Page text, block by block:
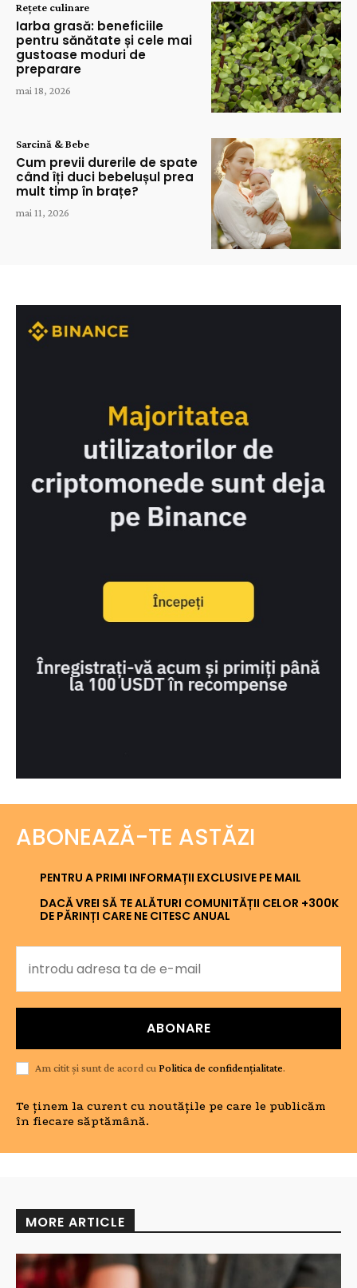
Rețete culinare
Iarba grasă: beneficiile
pentru sănătate și cele mai
gustoase moduri de
preparare
mai 18, 2026
Sarcină & Bebe
Cum previi durerile de spate
când îți duci bebelușul prea
mult timp în brațe?
mai 11, 2026
ABONEAZĂ-TE ASTĂZI
PENTRU A PRIMI INFORMAȚII EXCLUSIVE PE MAIL
DACĂ VREI SĂ TE ALĂTURI COMUNITĂȚII CELOR +300K
DE PĂRINȚI CARE NE CITESC ANUAL
ABONARE
Am citit și sunt de acord cuPolitica de confidențialitate.
Te ținem la curent cu noutățile pe care le publicăm
în fiecare săptămână.
MORE ARTICLE